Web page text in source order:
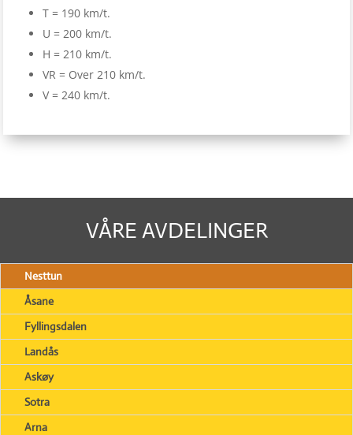
T = 190 km/t.
U = 200 km/t.
H = 210 km/t.
VR = Over 210 km/t.
V = 240 km/t.
VÅRE AVDELINGER
Nesttun
Åsane
Fyllingsdalen
Landås
Askøy
Sotra
Arna